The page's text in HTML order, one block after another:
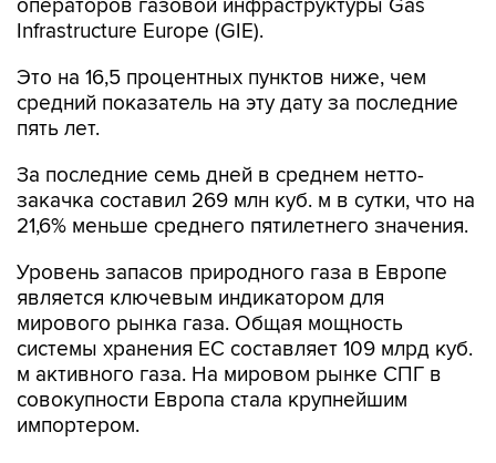
Это на 16,5 процентных пунктов ниже, чем
пять лет.
За последние семь дней в среднем нетто-
21,6% меньше среднего пятилетнего значения.
Уровень запасов природного газа в Европе
мирового рынка газа. Общая мощность
системы хранения ЕС составляет 109 млрд куб.
м активного газа. На мировом рынке СПГ в
совокупности Европа стала крупнейшим
импортером.
Gas Infrastructure Europe объединяет